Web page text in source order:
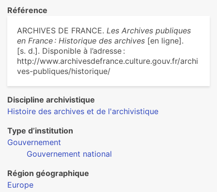
Référence
ARCHIVES DE FRANCE. Les Archives publiques
en France : Historique des archives [en ligne].
[s. d.]. Disponible à l’adresse :
http://www.archivesdefrance.culture.gouv.fr/archi
ves-publiques/historique/
Discipline archivistique
Histoire des archives et de l'archivistique
Type d’institution
Gouvernement
Gouvernement national
Région géographique
Europe